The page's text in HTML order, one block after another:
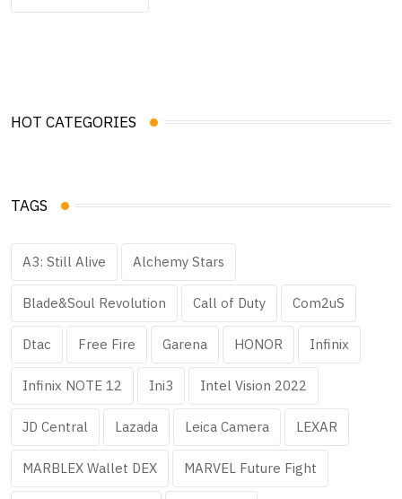
HOT CATEGORIES
TAGS
A3: Still Alive Alchemy Stars
Blade&Soul Revolution Call of Duty Com2uS
Dtac Free Fire Garena HONOR Infinix
Infinix NOTE 12 Ini3 Intel Vision 2022
JD Central Lazada Leica Camera LEXAR
MARBLEX Wallet DEX MARVEL Future Fight